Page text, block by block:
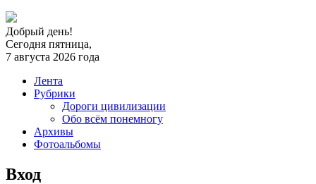
Добрый день!
Сегодня пятница,
7 августа 2026 года
Лента
Рубрики
Дороги цивилизации
Обо всём понемногу
Архивы
Фотоальбомы
Вход